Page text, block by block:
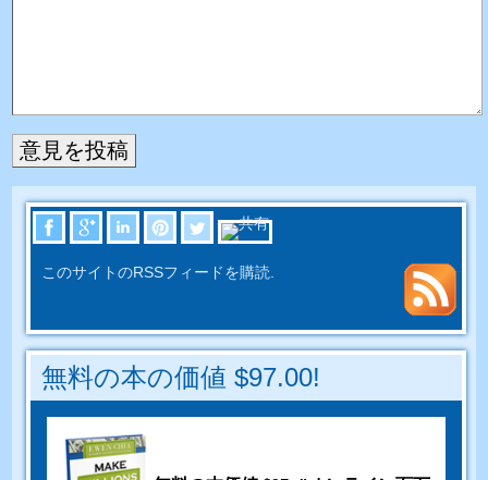
このサイトのRSSフィードを購読.
無料の本の価値 $97.00!